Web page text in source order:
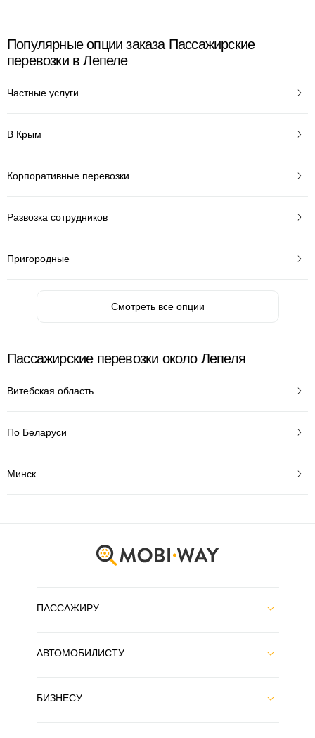
Популярные опции заказа Пассажирские
перевозки в Лепеле
Частные услуги
В Крым
Корпоративные перевозки
Развозка сотрудников
Пригородные
Смотреть все опции
Пассажирские перевозки около Лепеля
Витебская область
По Беларуси
Минск
ПАССАЖИРУ
АВТОМОБИЛИСТУ
БИЗНЕСУ